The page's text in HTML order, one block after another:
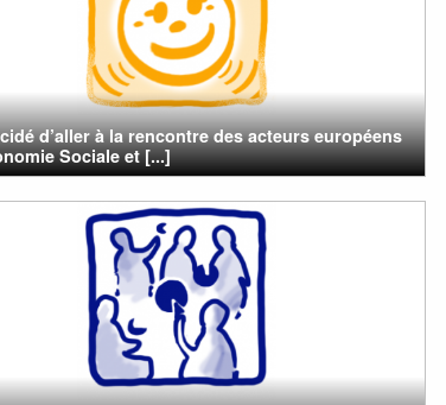
d’aller à la rencontre des acteurs européens
Sociale et [...]